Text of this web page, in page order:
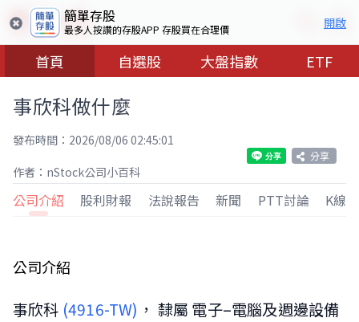
簡單存股
最多人按讚的存股APP 存股買在合理價 開啟
首頁 自選股 大盤指數 ETF
事欣科做什麼
發布時間：2026/08/06 02:45:01
分享
作者：nStock公司小百科
公司介紹 股利財報 法說報告 新聞 PTT討論 K線
公司介紹
事欣科 (4916-TW) ， 隸屬 電子–電腦及週邊設備